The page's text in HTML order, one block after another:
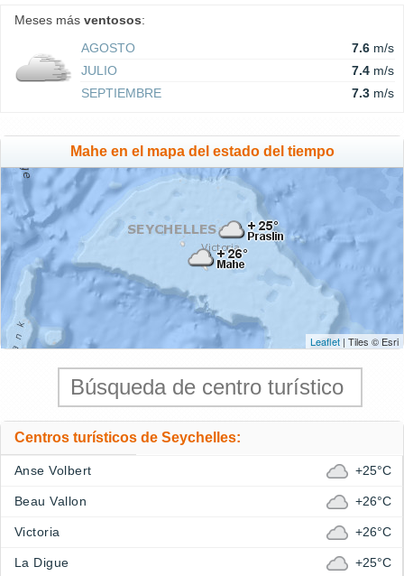
Meses más ventosos:
AGOSTO
7.6 m/s
JULIO
7.4 m/s
SEPTIEMBRE
7.3 m/s
Mahe en el mapa del estado del tiempo
Leaflet | Tiles © Esri
Centros turísticos de Seychelles:
Anse Volbert +25°C
Beau Vallon +26°C
Victoria +26°C
La Digue +25°C